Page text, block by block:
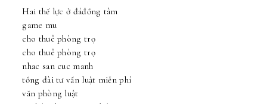
Hai thế lực ở đáđồng tâm
game mu
cho thuê phòng trọ
cho thuê phòng trọ
nhac san cuc manh
tổng đài tư vấn luật miễn phí
văn phòng luật